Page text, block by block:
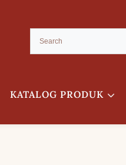
KATALOG PRODUK